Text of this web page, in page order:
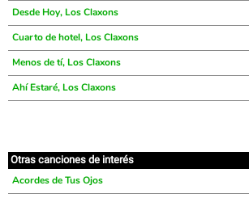
Desde Hoy, Los Claxons
Cuarto de hotel, Los Claxons
Menos de tí, Los Claxons
Ahí Estaré, Los Claxons
Otras canciones de interés
Acordes de Tus Ojos